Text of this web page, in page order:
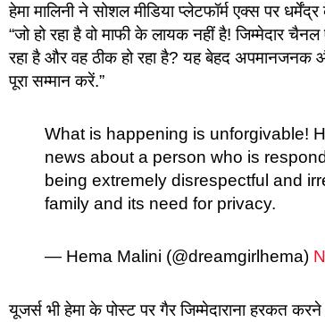
हेमा मालिनी ने सोशल मीडिया प्लेटफॉर्म एक्स पर
“जो हो रहा है वो माफी के लायक नहीं है! जिम्मेदार
रहा है और वह ठीक हो रहा है? यह बेहद अपमानजनक
पूरा सम्मान करें.”
What is happening is unforgivable!
news about a person who is
being extremely disrespectful and
family and its need for privacy.
— Hema Malini (@dreamgirlhema)
यूजर्स भी हेमा के पोस्ट पर गैर जिम्मेदाराना हरकत